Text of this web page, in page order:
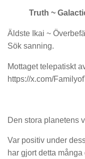
Truth ~
Äldste Ikai ~
Sök sanning.
Mottaget telepatiskt
https://x.com/
Den stora planetens
Var positiv under
har gjort detta